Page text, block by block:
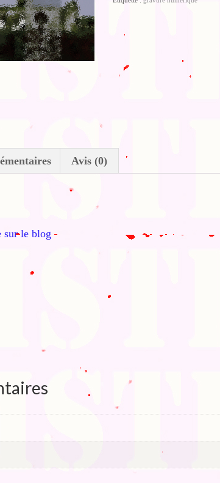
Avis (0)
sur le blog